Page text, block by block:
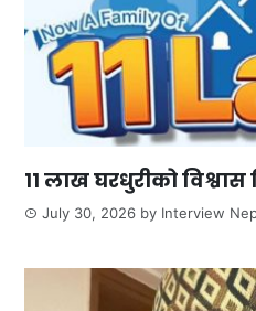
११ लाख घरधुरीको
July 30, 2026 by Interview